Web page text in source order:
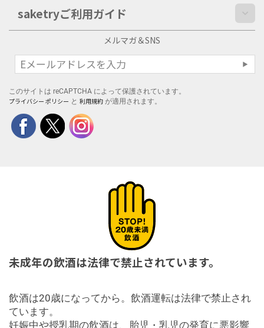
saketryご利用ガイド
メルマガ＆SNS
このサイトは reCAPTCHA によって保護されています。
プライバシー ポリシー と 利用規約 が適用されます。
未成年の飲酒は法律で禁止されています。
飲酒は20歳になってから。飲酒運転は法律で禁止され
ています。
妊娠中や授乳期の飲酒は、胎児・乳児の発育に悪影響